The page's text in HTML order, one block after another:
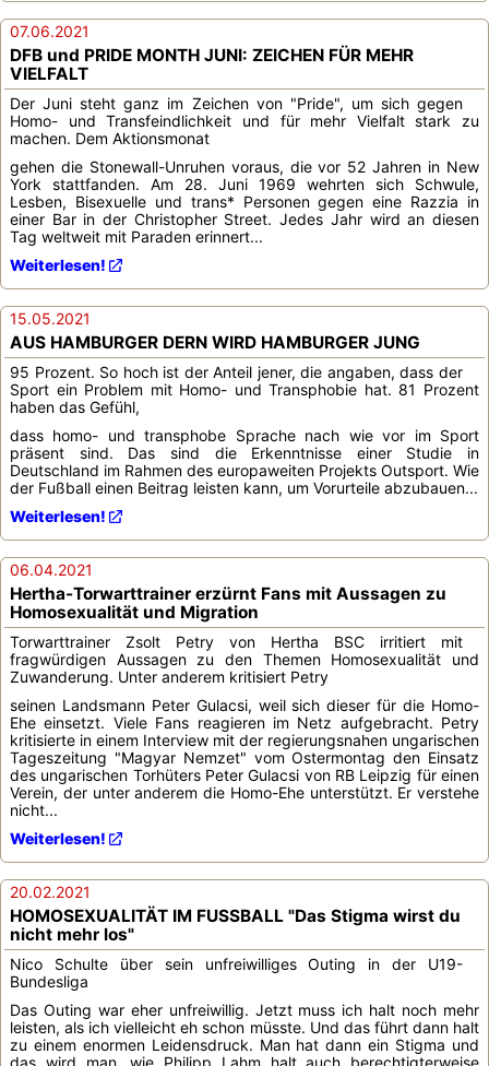
07.06.2021
DFB und PRIDE MONTH JUNI: ZEICHEN FÜR MEHR
VIELFALT
Der Juni steht ganz im Zeichen von "Pride", um sich gegen
Homo- und Transfeindlichkeit und für mehr Vielfalt stark zu
machen. Dem Aktionsmonat
gehen die Stonewall-Unruhen voraus, die vor 52 Jahren in New
York stattfanden. Am 28. Juni 1969 wehrten sich Schwule,
Lesben, Bisexuelle und trans* Personen gegen eine Razzia in
einer Bar in der Christopher Street. Jedes Jahr wird an diesen
Tag weltweit mit Paraden erinnert...
Weiterlesen!
15.05.2021
AUS HAMBURGER DERN WIRD HAMBURGER JUNG
95 Prozent. So hoch ist der Anteil jener, die angaben, dass der
Sport ein Problem mit Homo- und Transphobie hat. 81 Prozent
haben das Gefühl,
dass homo- und transphobe Sprache nach wie vor im Sport
präsent sind. Das sind die Erkenntnisse einer Studie in
Deutschland im Rahmen des europaweiten Projekts Outsport. Wie
der Fußball einen Beitrag leisten kann, um Vorurteile abzubauen...
Weiterlesen!
06.04.2021
Hertha-Torwarttrainer erzürnt Fans mit Aussagen zu
Homosexualität und Migration
Torwarttrainer Zsolt Petry von Hertha BSC irritiert mit
fragwürdigen Aussagen zu den Themen Homosexualität und
Zuwanderung. Unter anderem kritisiert Petry
seinen Landsmann Peter Gulacsi, weil sich dieser für die Homo-
Ehe einsetzt. Viele Fans reagieren im Netz aufgebracht. Petry
kritisierte in einem Interview mit der regierungsnahen ungarischen
Tageszeitung "Magyar Nemzet" vom Ostermontag den Einsatz
des ungarischen Torhüters Peter Gulacsi von RB Leipzig für einen
Verein, der unter anderem die Homo-Ehe unterstützt. Er verstehe
nicht...
Weiterlesen!
20.02.2021
HOMOSEXUALITÄT IM FUSSBALL "Das Stigma wirst du
nicht mehr los"
Nico Schulte über sein unfreiwilliges Outing in der U19-
Bundesliga
Das Outing war eher unfreiwillig. Jetzt muss ich halt noch mehr
leisten, als ich vielleicht eh schon müsste. Und das führt dann halt
zu einem enormen Leidensdruck. Man hat dann ein Stigma und
das wird man, wie Philipp Lahm halt auch berechtigterweise